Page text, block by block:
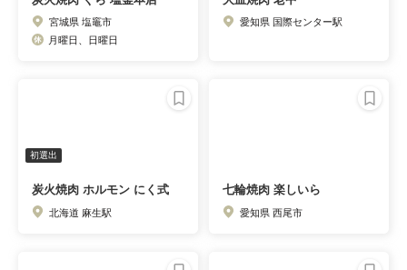
宮城県 塩竈市
月曜日、日曜日
愛知県 国際センター駅
初選出
炭火焼肉 ホルモン にく式
北海道 麻生駅
七輪焼肉 楽しいら
愛知県 西尾市